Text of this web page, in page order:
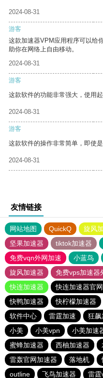
2024-08-31
游客
这款加速器VPM应用程序可以给
助你在网络上自由移动。
2024-08-31
游客
这款软件的功能非常强大，使用起
2024-08-31
游客
这款软件的操作非常简单，即使
2024-08-31
友情链接
网站地图 QuickQ 旋风
坚果加速器
tiktok加速器
免费vqn外网加速
小蓝鸟
旋风加速器
免费vps加速器
快连加速器
快连加速器官
快鸭加速器
快柠檬加速器
软件中心
雷霆加速 狂飙
小美
小美vpn 小美加速
蜜蜂加速器
西柚加速器
雷轰官网加速器
落地机
outline
飞鸟加速器 雷霆